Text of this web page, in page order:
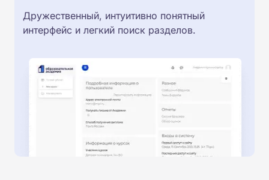
Дружественный, интуитивно понятный
интерфейс и легкий поиск разделов.